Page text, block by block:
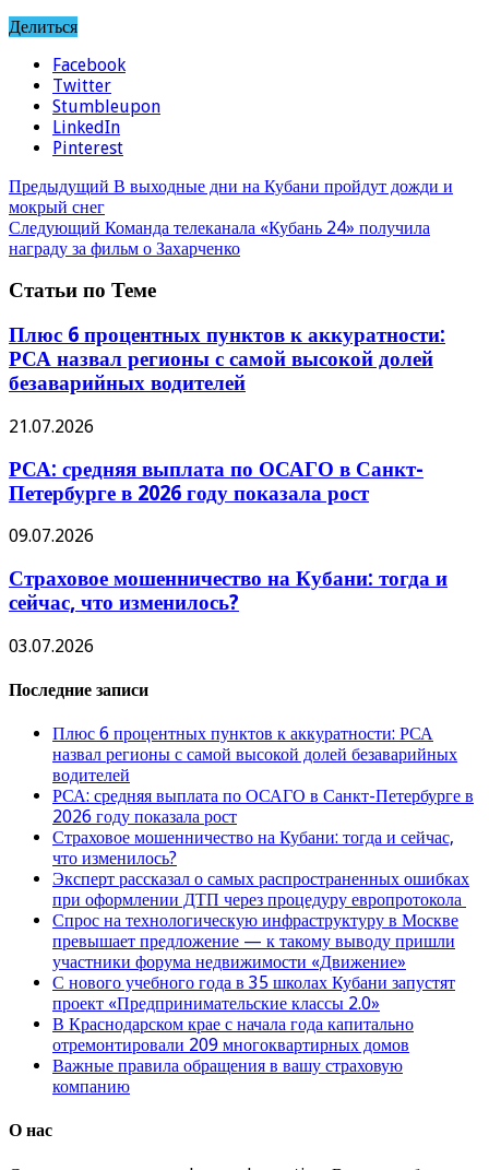
Делиться
Facebook
Twitter
Stumbleupon
LinkedIn
Pinterest
Предыдущий В выходные дни на Кубани пройдут дожди и
мокрый снег
Следующий Команда телеканала «Кубань 24» получила
награду за фильм о Захарченко
Статьи по Теме
Плюс 6 процентных пунктов к аккуратности:
РСА назвал регионы с самой высокой долей
безаварийных водителей
21.07.2026
РСА: средняя выплата по ОСАГО в Санкт-
Петербурге в 2026 году показала рост
09.07.2026
Страховое мошенничество на Кубани: тогда и
сейчас, что изменилось?
03.07.2026
Последние записи
Плюс 6 процентных пунктов к аккуратности: РСА
назвал регионы с самой высокой долей безаварийных
водителей
РСА: средняя выплата по ОСАГО в Санкт-Петербурге в
2026 году показала рост
Страховое мошенничество на Кубани: тогда и сейчас,
что изменилось?
Эксперт рассказал о самых распространенных ошибках
при оформлении ДТП через процедуру европротокола
Спрос на технологическую инфраструктуру в Москве
превышает предложение — к такому выводу пришли
участники форума недвижимости «Движение»
С нового учебного года в 35 школах Кубани запустят
проект «Предпринимательские классы 2.0»
В Краснодарском крае с начала года капитально
отремонтировали 209 многоквартирных домов
Важные правила обращения в вашу страховую
компанию
О нас